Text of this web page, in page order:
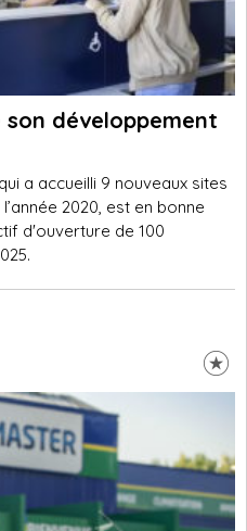
développement
a accueilli 9 nouveaux sites
2020, est en bonne
d'ouverture de 100